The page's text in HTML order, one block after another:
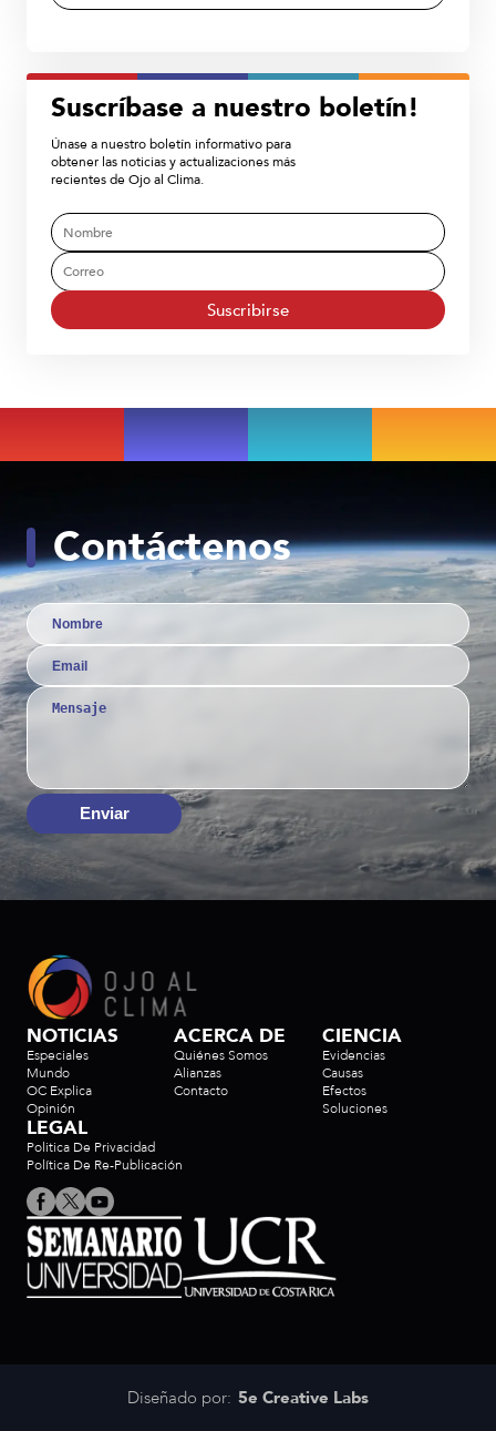
Suscríbase a nuestro boletín!
Únase a nuestro boletín informativo para
obtener las noticias y actualizaciones más
recientes de Ojo al Clima.
Suscribirse
Contáctenos
Enviar
NOTICIAS
Especiales
Mundo
OC Explica
Opinión
CIENCIA
Evidencias
Causas
Efectos
Soluciones
ACERCA DE
Quiénes Somos
Alianzas
Contacto
LEGAL
Politica De Privacidad
Política De Re-Publicación
Diseñado por: 5e Creative Labs